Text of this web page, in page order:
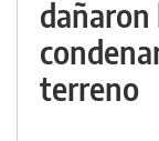
dañaron
terreno